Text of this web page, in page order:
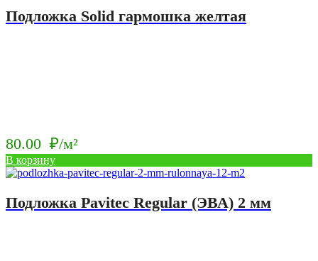
Подложка Solid гармошка желтая
80.00 ₽/м²
В корзину
Подложка Pavitec Regular (ЭВА) 2 мм